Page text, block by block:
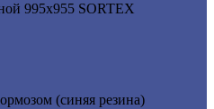
995х955 SORTEX
(синяя резина)